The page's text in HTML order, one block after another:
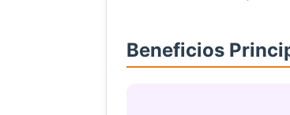
Beneficios